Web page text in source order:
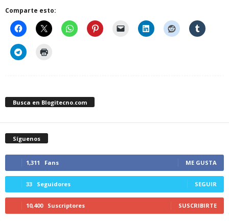
Comparte esto:
Busca en Blogitecno.com
Síguenos
1,311 Fans ME GUSTA
33 Seguidores SEGUIR
10,400 Suscriptores SUSCRIBIRTE